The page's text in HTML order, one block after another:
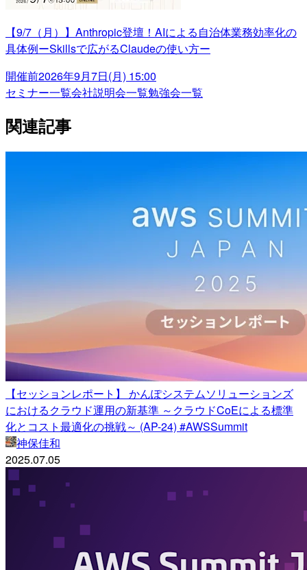
【9/7（月）】Anthropic登壇！AIによる自治体業務効率化の
具体例ーSkillsで広がるClaudeの使い方ー
開催前2026年9月7日(月) 15:00
セミナー一覧会社説明会一覧勉強会一覧
関連記事
【セッションレポート】 かんぽシステムソリューションズ
におけるクラウド運用の新基準 ～クラウドCoEによる標準
化とコスト最適化の挑戦～ (AP-24) #AWSSummit
神保佳和
2025.07.05